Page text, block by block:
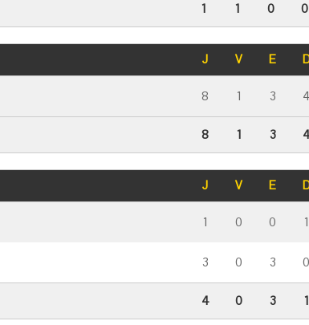
1 1 0 0
J V E
8 1 3 4
8 1 3
J V E
1 0 0 1
3 0 3 0
4 0 3 1